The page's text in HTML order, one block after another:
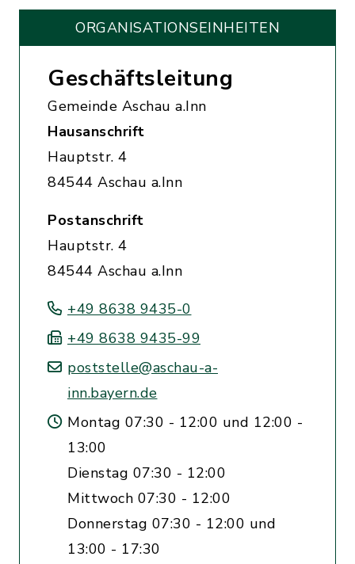
ORGANISATIONS­EINHEITEN
Geschäftsleitung
Gemeinde Aschau a.Inn
Hausanschrift
Hauptstr. 4
84544 Aschau a.Inn
Postanschrift
Hauptstr. 4
84544 Aschau a.Inn
+49 8638 9435-0
+49 8638 9435-99
poststelle@aschau-a-
inn.bayern.de
Montag 07:30 - 12:00 und 12:00 -
13:00
Dienstag 07:30 - 12:00
Mittwoch 07:30 - 12:00
Donnerstag 07:30 - 12:00 und
13:00 - 17:30